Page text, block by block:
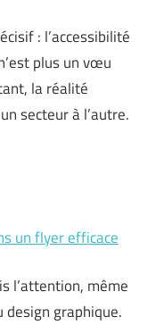
: l’accessibilité
plus un vœu
la réalité
secteur à l’autre.
un flyer efficace
l’attention, même
design graphique.